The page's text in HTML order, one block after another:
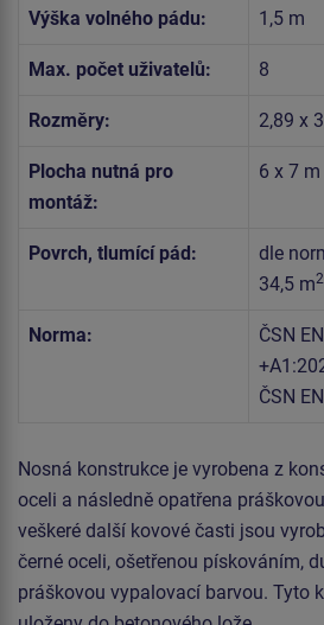
Výška volného pádu: 1,5 m
Max. počet uživatelů: 8
Rozměry: 2,89 x
Plocha nutná pro
montáž:
6 x 7 m
Povrch, tlumící pád:
dle
34,5 m2
Norma:
ČSN
ČSN
Nosná konstrukce je vyrobena z
oceli a následně opatřena
veškeré další kovové časti jsou
černé oceli, ošetřenou pískováním,
práškovou vypalovací barvou. Tyto